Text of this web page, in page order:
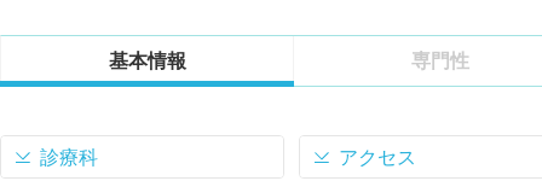
基本情報 専門性
診療科 アクセス